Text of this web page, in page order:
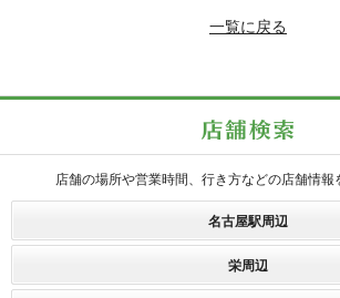
一覧に戻る
店舗の場所や営業時間、行き方などの店舗情報
名古屋駅周辺
栄周辺